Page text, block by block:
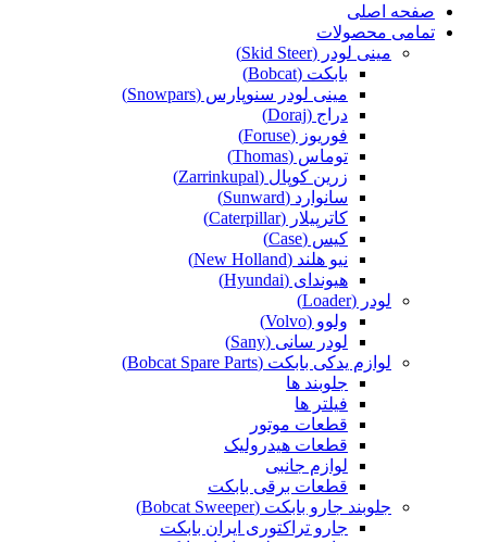
صفحه اصلی
تمامی محصولات
مینی لودر (Skid Steer)
بابکت (Bobcat)
مینی لودر سنوپارس (Snowpars)
دراج (Doraj)
فوریوز (Foruse)
توماس (Thomas)
زرین کوپال (Zarrinkupal)
سانوارد (Sunward)
کاترپیلار (Caterpillar)
کیس (Case)
نیو هلند (New Holland)
هیوندای (Hyundai)
لودر (Loader)
ولوو (Volvo)
لودر سانی (Sany)
لوازم یدکی بابکت (Bobcat Spare Parts)
جلوبند ها
فیلتر ها
قطعات موتور
قطعات هیدرولیک
لوازم جانبی
قطعات برقی بابکت
جلوبند جارو بابکت (Bobcat Sweeper)
جارو تراکتوری ایران بابکت